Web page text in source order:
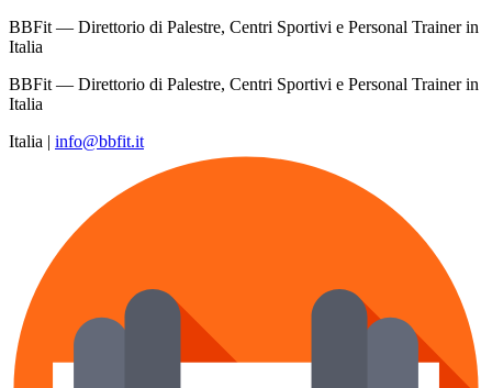
BBFit — Direttorio di Palestre, Centri Sportivi e Personal Trainer in
Italia
BBFit — Direttorio di Palestre, Centri Sportivi e Personal Trainer in
Italia
Italia | info@bbfit.it